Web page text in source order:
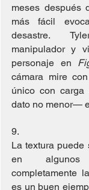
meses después
más fácil
desastre.
manipulador y
personaje en
cámara mire
único con
dato no menor—
9.
La textura puede
en
completamente
es un buen